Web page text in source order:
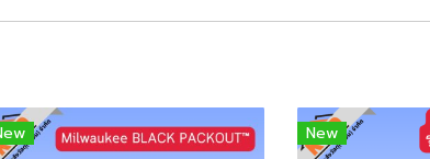
New